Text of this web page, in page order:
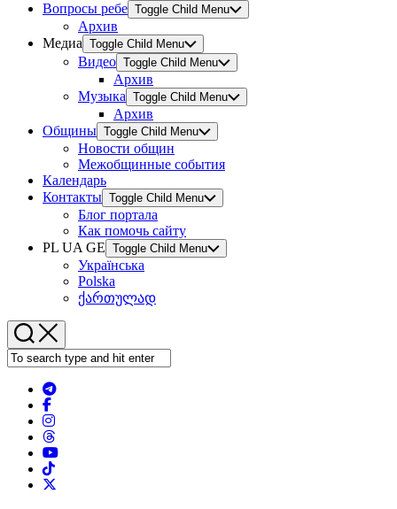
Вопросы ребе Toggle Child Menu
Архив
Медиа Toggle Child Menu
Видео Toggle Child Menu
Архив
Музыка Toggle Child Menu
Архив
Общины Toggle Child Menu
Новости общин
Межобщинные события
Календарь
Контакты Toggle Child Menu
Блог портала
Как помочь сайту
PL UA GE Toggle Child Menu
Українська
Polska
ქართულად